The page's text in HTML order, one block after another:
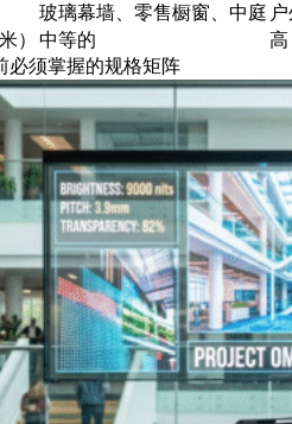
玻璃幕墙、零售橱窗、中庭
）
中等的
高
必须掌握的规格矩阵